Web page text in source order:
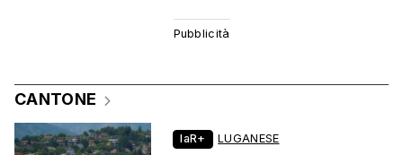
CANTONE
laR+ LUGANESE